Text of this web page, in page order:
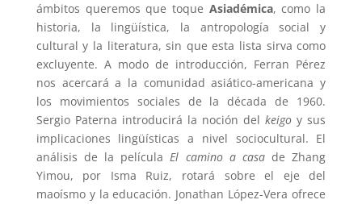
ámbitos queremos que toque Asiadémica, como la
historia, la lingüística, la antropología social y
cultural y la literatura, sin que esta lista sirva como
excluyente. A modo de introducción, Ferran Pérez
nos acercará a la comunidad asiático-americana y
los movimientos sociales de la década de 1960.
Sergio Paterna introducirá la noción delkeigo y sus
implicaciones lingüísticas a nivel sociocultural. El
análisis de la películaEl camino a casade Zhang
Yimou, por Isma Ruiz, rotará sobre el eje del
maoísmo y la educación. Jonathan López-Vera ofrece